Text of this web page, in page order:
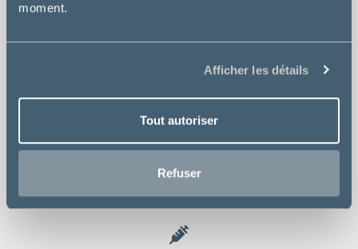
moment.
Afficher les détails
Tout autoriser
Refuser
Analyses